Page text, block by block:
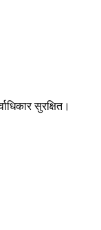
सुरक्षित।